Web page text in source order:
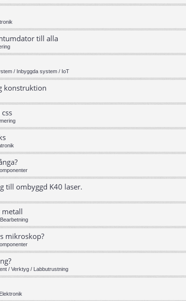
till alla
/ Inbyggda system / IoT
konstruktion
till ombyggd K40 laser.
metall
mikroskop?
/ Verktyg / Labbutrustning